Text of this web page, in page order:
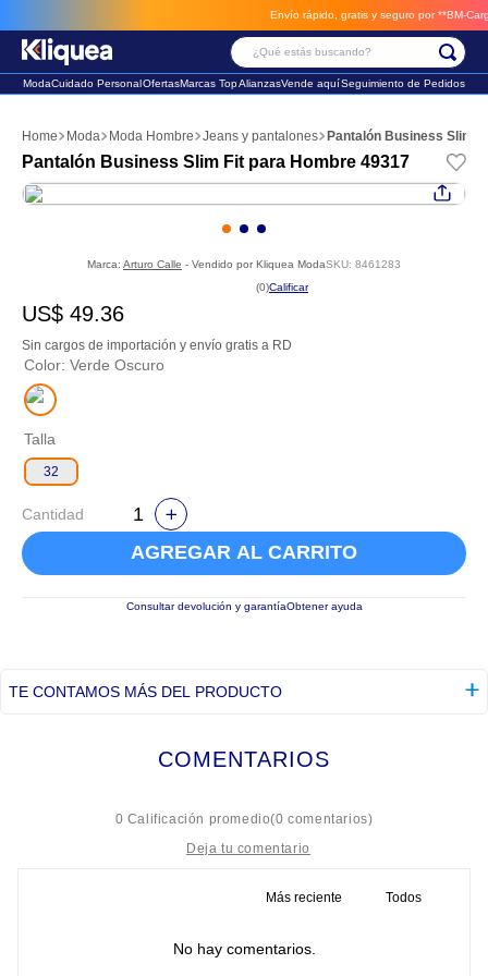
Envío rápido, gratis y seguro por **BM-Cargo**
¿Qué estás buscando?
ModaCuidado PersonalOfertasMarcas TopAlianzasVende aquíSeguimiento de Pedidos
Moda Moda Hombre Jeans y pantalones Pantalón Business Slim
Pantalón Business Slim Fit para Hombre 49317
Marca: Arturo Calle - Vendido por Kliquea ModaSKU: 8461283
☆
(0)
US$ 49.36
Sin cargos de importación y envío gratis a RD
Color: Verde Oscuro
Talla
32
Cantidad
AGREGAR AL CARRITO
Consultar devolución y garantíaObtener ayuda
TE CONTAMOS MÁS DEL PRODUCTO
COMENTARIOS
0 Calificación promedio(0 comentarios)
Más reciente Todos
No hay comentarios.
2. sandalia